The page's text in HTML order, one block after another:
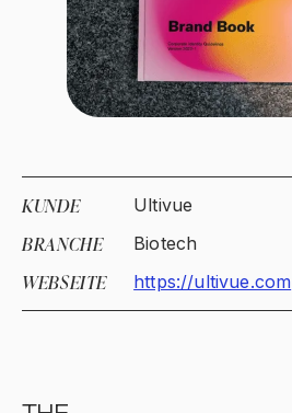
KUNDE Ultivue
BRANCHE Biotech
WEBSEITE https://ultivue.com